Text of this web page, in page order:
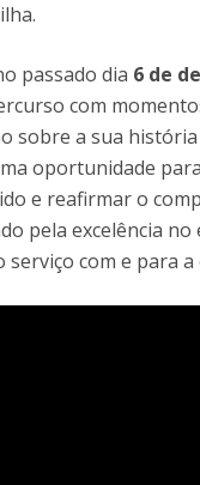
passado dia 6 de
com
sobre a sua história
oportunidade
e reafirmar o
pela excelência no
serviço com e para a